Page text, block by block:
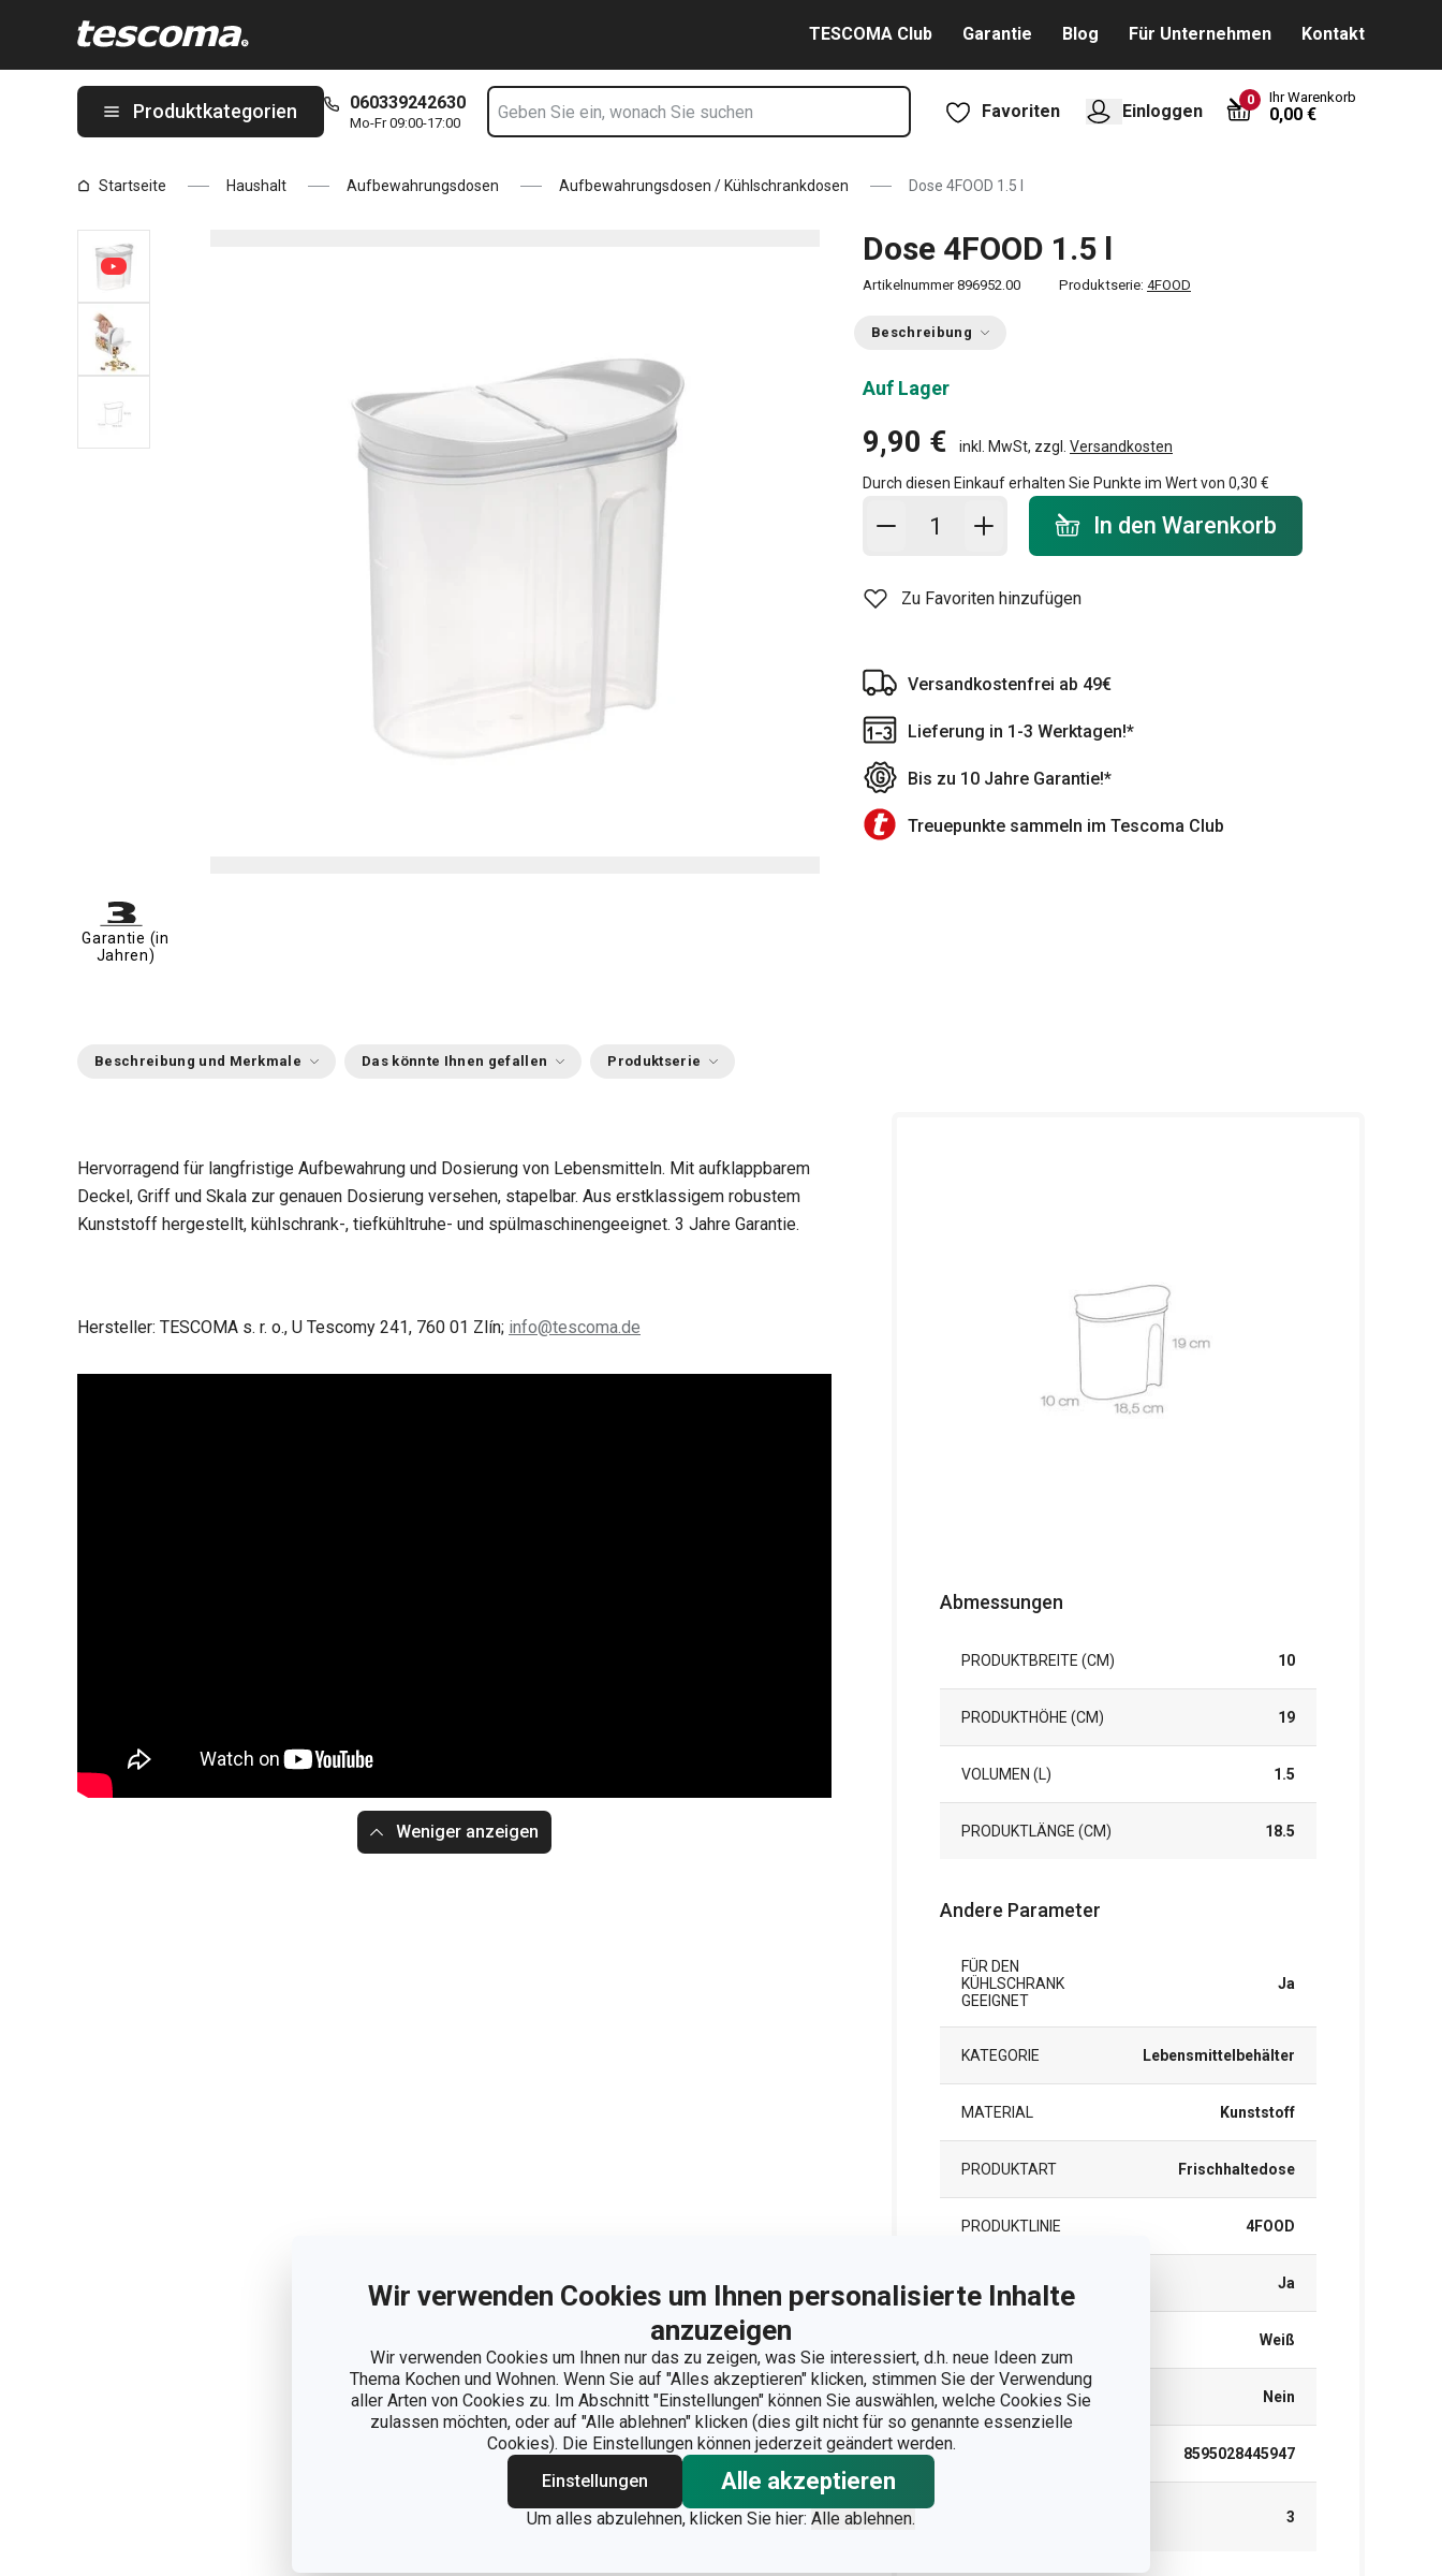
Wir verwenden Cookies um Ihnen personalisierte Inhalte
anzuzeigen
Wir verwenden Cookies um Ihnen nur das zu zeigen, was Sie interessiert, d.h. neue Ideen zum
Thema Kochen und Wohnen. Wenn Sie auf "Alles akzeptieren" klicken, stimmen Sie der Verwendung
aller Arten von Cookies zu. Im Abschnitt "Einstellungen" können Sie auswählen, welche Cookies Sie
zulassen möchten, oder auf "Alle ablehnen" klicken (dies gilt nicht für so genannte essenzielle
Cookies). Die Einstellungen können jederzeit geändert werden.
Einstellungen
Alle akzeptieren
Um alles abzulehnen, klicken Sie hier: Alle ablehnen.
TESCOMA Club Garantie Blog Für Unternehmen Kontakt
Produktkategorien 060339242630
Mo-Fr 09:00-17:00
Favoriten Einloggen
0 Ihr Warenkorb
0,00 €
Startseite Haushalt Aufbewahrungsdosen Aufbewahrungsdosen / Kühlschrankdosen Dose 4FOOD 1.5 l
Dose 4FOOD 1.5 l
Artikelnummer 896952.00 Produktserie: 4FOOD
Beschreibung
Auf Lager
9,90 € inkl. MwSt, zzgl. Versandkosten
Durch diesen Einkauf erhalten Sie Punkte im Wert von 0,30 €
In den Warenkorb - Menge
In den Warenkorb
Zu Favoriten hinzufügen
Versandkostenfrei ab 49€
Lieferung in 1-3 Werktagen!*
Bis zu 10 Jahre Garantie!*
Treuepunkte sammeln im Tescoma Club
Garantie (in
Jahren)
Beschreibung und Merkmale Das könnte Ihnen gefallen Produktserie
Hervorragend für langfristige Aufbewahrung und Dosierung von Lebensmitteln. Mit aufklappbarem
Deckel, Griff und Skala zur genauen Dosierung versehen, stapelbar. Aus erstklassigem robustem
Kunststoff hergestellt, kühlschrank-, tiefkühltruhe- und spülmaschinengeeignet. 3 Jahre Garantie.
Hersteller: TESCOMA s. r. o., U Tescomy 241, 760 01 Zlín; info@tescoma.de
Weniger anzeigen
Abmessungen
PRODUKTBREITE (CM) 10
PRODUKTHÖHE (CM) 19
VOLUMEN (L) 1.5
PRODUKTLÄNGE (CM) 18.5
Andere Parameter
FÜR DEN
KÜHLSCHRANK
GEEIGNET
Ja
KATEGORIE Lebensmittelbehälter
MATERIAL Kunststoff
PRODUKTART Frischhaltedose
PRODUKTLINIE 4FOOD
TIEFKÜHLGEEIGNET Ja
Weiß
SPÜLMASCHINE Nein
8595028445947
3